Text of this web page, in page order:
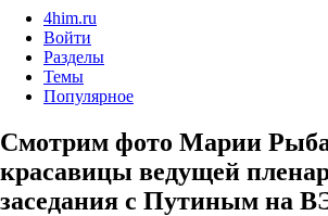
4him.ru
Войти
Разделы
Темы
Популярное
Смотрим фото Марии
красавицы ведущей
заседания с Путиным на